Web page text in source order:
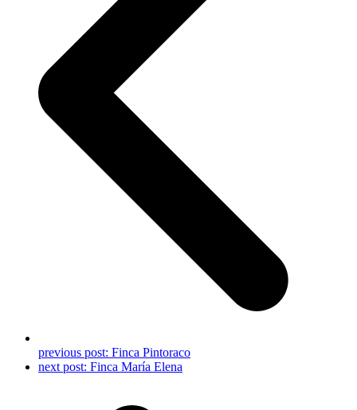
previous post: Finca Pintoraco
next post: Finca María Elena